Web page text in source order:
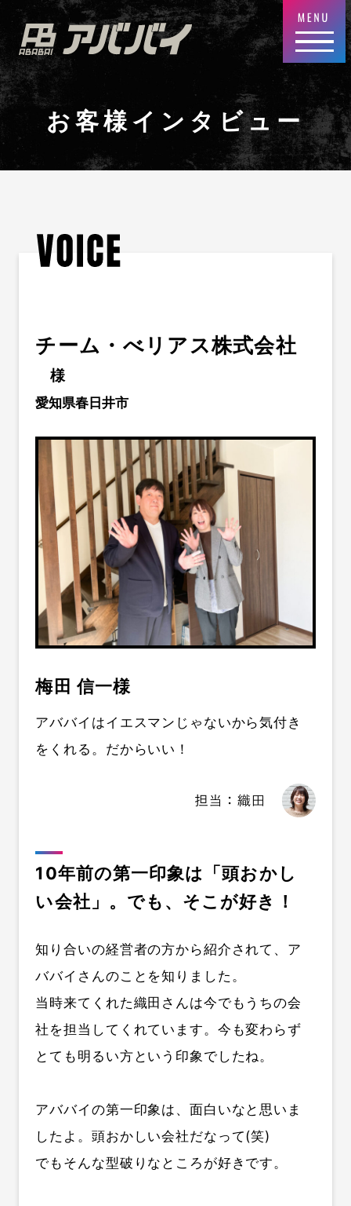
お客様インタビュー
チーム・べリアス株式会社
様
愛知県春日井市
梅田 信一様
アババイはイエスマンじゃないから気付き
をくれる。だからいい！
10年前の第一印象は「頭おかし
い会社」。でも、そこが好き！
知り合いの経営者の方から紹介されて、ア
ババイさんのことを知りました。
当時来てくれた織田さんは今でもうちの会
社を担当してくれています。今も変わらず
とても明るい方という印象でしたね。
アババイの第一印象は、面白いなと思いま
したよ。頭おかしい会社だなって(笑)
でもそんな型破りなところが好きです。